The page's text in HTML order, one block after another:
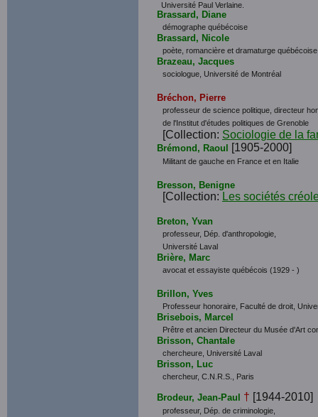
Université Paul Verlaine.
Brassard, Diane
démographe québécoise
Brassard, Nicole
poète, romancière et dramaturge québécoise
Brazeau, Jacques
sociologue, Université de Montréal
Bréchon, Pierre
professeur de science politique, directeur
de l'Institut d'études politiques de Grenoble
[Collection: Sociologie de la
Brémond, Raoul [1905-2000]
Militant de gauche en France et en Italie
Bresson, Benigne
[Collection: Les sociétés
Breton, Yvan
professeur, Dép. d'anthropologie,
Université Laval
Brière, Marc
avocat et essayiste québécois (1929 - )
Brillon, Yves
Professeur honoraire, Faculté de droit,
Brisebois, Marcel
Prêtre et ancien Directeur du Musée d'Art
Brisson, Chantale
chercheure, Université Laval
Brisson, Luc
chercheur, C.N.R.S., Paris
Brodeur, Jean-Paul † [1944-2010]
professeur, Dép. de criminologie,